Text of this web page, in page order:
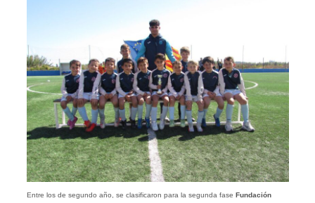
Entre los de segundo año, se clasificaron para la segunda fase Fundación